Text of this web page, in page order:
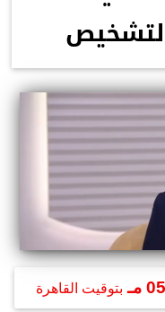
مـ بتوقيت القاهرة